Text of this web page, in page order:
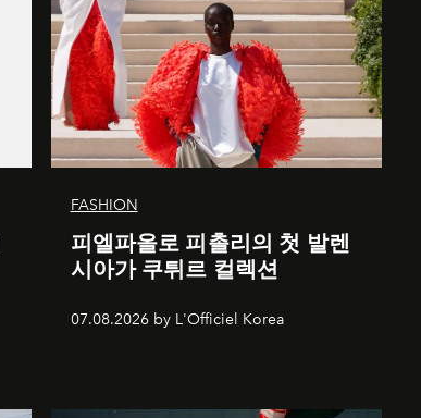
FASHION
피엘파올로 피촐리의 첫 발렌
시아가 쿠튀르 컬렉션
07.08.2026 by L'Officiel Korea